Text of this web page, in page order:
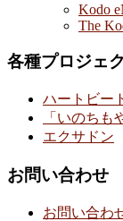
Kodo
The
各種プロジェ
ハートビー
「いのちも
エクサドン
お問い合わせ
お問い合わ